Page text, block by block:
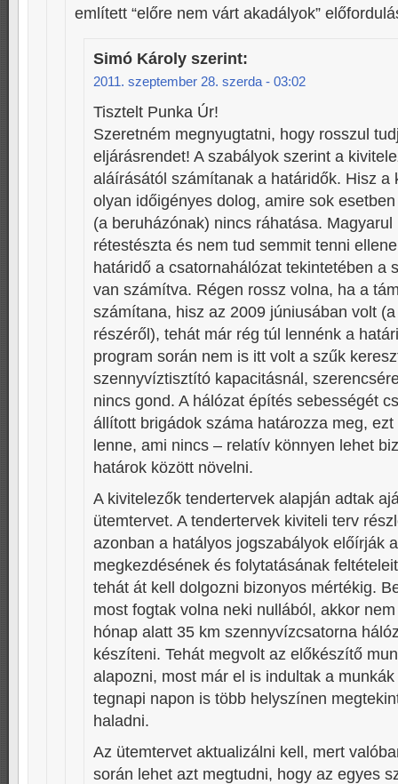
említett “előre nem várt akadályok”
Simó Károly szerint:
2011. szeptember 28. szerda - 03:02
Tisztelt Punka Úr!
Szeretném megnyugtatni, hogy rosszul
eljárásrendet! A szabályok szerint a
aláírásától számítanak a határidők. Hisz a
olyan időigényes dolog, amire sok
(a beruházónak) nincs ráhatása.
rétestészta és nem tud semmit tenni
határidő a csatornahálózat tekintetében a
van számítva. Régen rossz volna, ha a
számítana, hisz az 2009 júniusában volt
részéről), tehát már rég túl lennénk a
program során nem is itt volt a szűk
szennyvíztisztító kapacitásnál,
nincs gond. A hálózat építés sebességét
állított brigádok száma határozza meg,
lenne, ami nincs – relatív könnyen lehet
határok között növelni.
A kivitelezők tendertervek alapján adtak
ütemtervet. A tendertervek kiviteli terv
azonban a hatályos jogszabályok előírják
megkezdésének és folytatásának
tehát át kell dolgozni bizonyos mértékig.
most fogtak volna neki nullából, akkor
hónap alatt 35 km szennyvízcsatorna
készíteni. Tehát megvolt az előkészítő
alapozni, most már el is indultak a
tegnapi napon is több helyszínen
haladni.
Az ütemtervet aktualizálni kell, mert
során lehet azt megtudni, hogy az egyes